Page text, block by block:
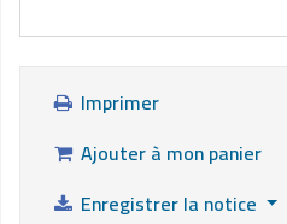
Imprimer
Ajouter à mon panier
Enregistrer la notice